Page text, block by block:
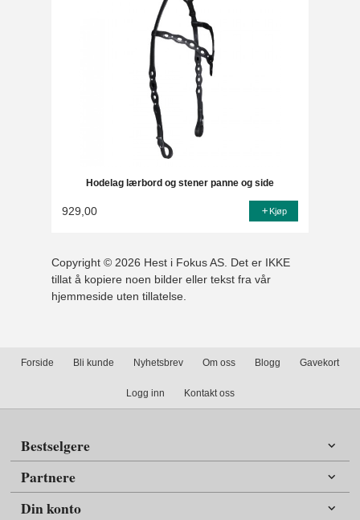
Hodelag lærbord og stener panne og side
929,00 Kjøp
Copyright © 2026 Hest i Fokus AS. Det er IKKE
tillat å kopiere noen bilder eller tekst fra vår
hjemmeside uten tillatelse.
Forside Bli kunde Nyhetsbrev Om oss Blogg Gavekort
Logg inn Kontakt oss
Bestselgere
Partnere
Din konto